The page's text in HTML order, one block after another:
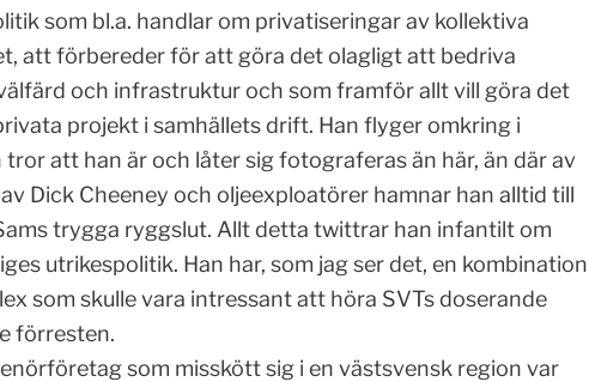
som bl.a. handlar om privatiseringar av kollektiva
att förbereder för att göra det olagligt att bedriva
och infrastruktur och som framför allt vill göra det
projekt i samhällets drift. Han flyger omkring i
att han är och låter sig fotograferas än här, än där av
Dick Cheeney och oljeexploatörer hamnar han alltid till
trygga ryggslut. Allt detta twittrar han infantilt om
utrikespolitik. Han har, som jag ser det, en kombination
som skulle vara intressant att höra SVTs doserande
förresten.
som misskött sig i en västsvensk region var